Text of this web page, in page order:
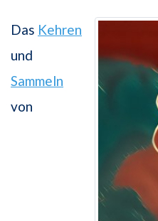
Das Kehren
und
Sammeln
von